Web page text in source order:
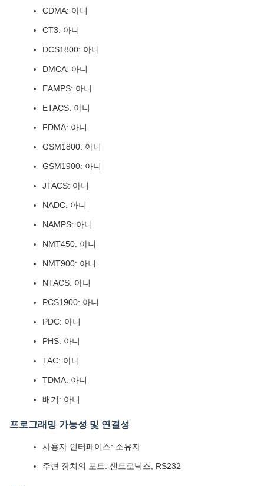
CDMA: 아니
CT3: 아니
DCS1800: 아니
DMCA: 아니
EAMPS: 아니
ETACS: 아니
FDMA: 아니
GSM1800: 아니
GSM1900: 아니
JTACS: 아니
NADC: 아니
NAMPS: 아니
NMT450: 아니
NMT900: 아니
NTACS: 아니
PCS1900: 아니
PDC: 아니
PHS: 아니
TAC: 아니
TDMA: 아니
배기: 아니
프로그래밍 가능성 및 연결성
사용자 인터페이스: 소유자
주변 장치의 포트: 센트로닉스, RS232